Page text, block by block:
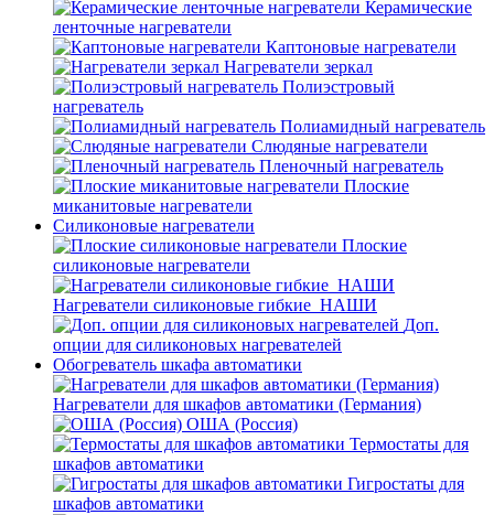
Керамические
ленточные нагреватели
Каптоновые нагреватели
Нагреватели зеркал
Полиэстровый
нагреватель
Полиамидный нагреватель
Слюдяные нагреватели
Пленочный нагреватель
Плоские
миканитовые нагреватели
Силиконовые нагреватели
Плоские
силиконовые нагреватели
Нагреватели силиконовые гибкие_НАШИ
Доп.
опции для силиконовых нагревателей
Обогреватель шкафа автоматики
Нагреватели для шкафов автоматики (Германия)
ОША (Россия)
Термостаты для
шкафов автоматики
Гигростаты для
шкафов автоматики